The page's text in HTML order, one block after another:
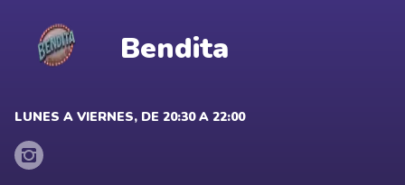
Bendita
LUNES A VIERNES, DE 20:30 A 22:00